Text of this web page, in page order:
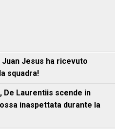
Jesus ha ricevuto
squadra!
De Laurentiis scende in
inaspettata durante la